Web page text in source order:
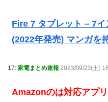
Fire 7 タブレット – 7
(2022年発売) マンガを
17: 家電まとめ速報 2023/09/23(土)
Amazonのは対応アプ